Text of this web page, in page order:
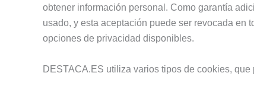
obtener información personal. Como garantía
usado, y esta aceptación puede ser revocada en
opciones de privacidad disponibles.
DESTACA.ES utiliza varios tipos de cookies,